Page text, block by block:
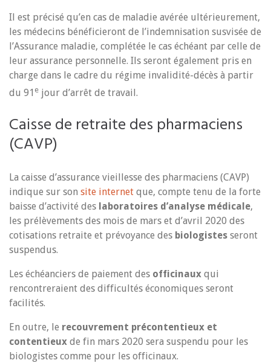
Il est précisé qu’en cas de maladie avérée ultérieurement,
les médecins bénéficieront de l’indemnisation susvisée de
l’Assurance maladie, complétée le cas échéant par celle de
leur assurance personnelle. Ils seront également pris en
charge dans le cadre du régime invalidité-décès à partir
du 91 e jour d’arrêt de travail.
Caisse de retraite des pharmaciens
(CAVP)
La caisse d’assurance vieillesse des pharmaciens (CAVP)
indique sur son site internet que, compte tenu de la forte
baisse d’activité des laboratoires d’analyse médicale,
les prélèvements des mois de mars et d’avril 2020 des
cotisations retraite et prévoyance des biologistes seront
suspendus.
Les échéanciers de paiement des officinaux qui
rencontreraient des difficultés économiques seront
facilités.
En outre, le recouvrement précontentieux et
contentieux de fin mars 2020 sera suspendu pour les
biologistes comme pour les officinaux.